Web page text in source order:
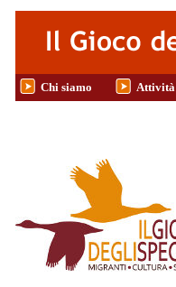
Salta al contenuto principale
Chi siamo Attività